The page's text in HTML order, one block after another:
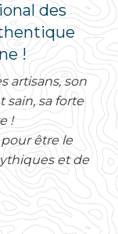
des
!
artisans, son
sain, sa forte
!
être le
et de